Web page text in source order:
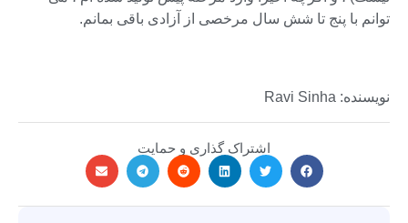
توانم با پنج تا شش سال مرخصی از آزادی باقی بمانم.
نویسنده: Ravi Sinha
اشتراک گذاری و حمایت